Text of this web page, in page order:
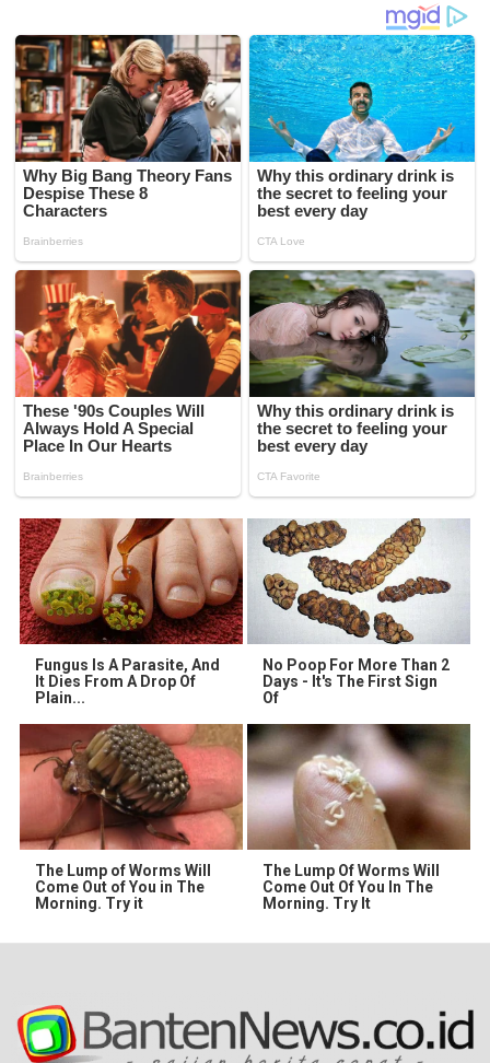
Fungus Is A Parasite, And
It Dies From A Drop Of
Plain...
No Poop For More Than 2
Days - It's The First Sign
Of
The Lump of Worms Will
Come Out of You in The
Morning. Try it
The Lump Of Worms Will
Come Out Of You In The
Morning. Try It